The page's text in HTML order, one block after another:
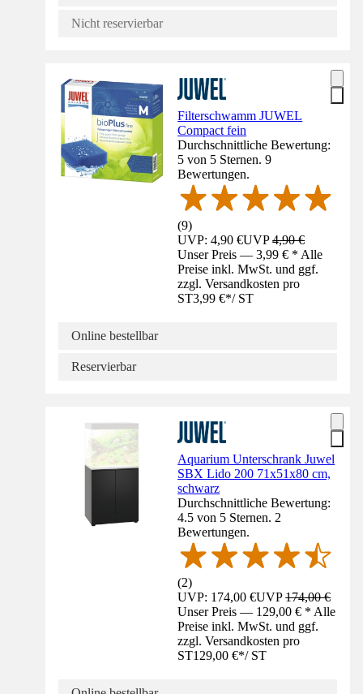
Nicht reservierbar
Filterschwamm JUWEL
Compact fein
Durchschnittliche Bewertung:
5 von 5 Sternen. 9
Bewertungen.
(9)
UVP: 4,90 €UVP4,90 €
Unser Preis — 3,99 € * Alle
Preise inkl. MwSt. und ggf.
zzgl. Versandkosten pro
ST3,99 €*/ ST
Online bestellbar
Reservierbar
Aquarium Unterschrank Juwel
SBX Lido 200 71x51x80 cm,
schwarz
Durchschnittliche Bewertung:
4.5 von 5 Sternen. 2
Bewertungen.
(2)
UVP: 174,00 €UVP174,00 €
Unser Preis — 129,00 € * Alle
Preise inkl. MwSt. und ggf.
zzgl. Versandkosten pro
ST129,00 €*/ ST